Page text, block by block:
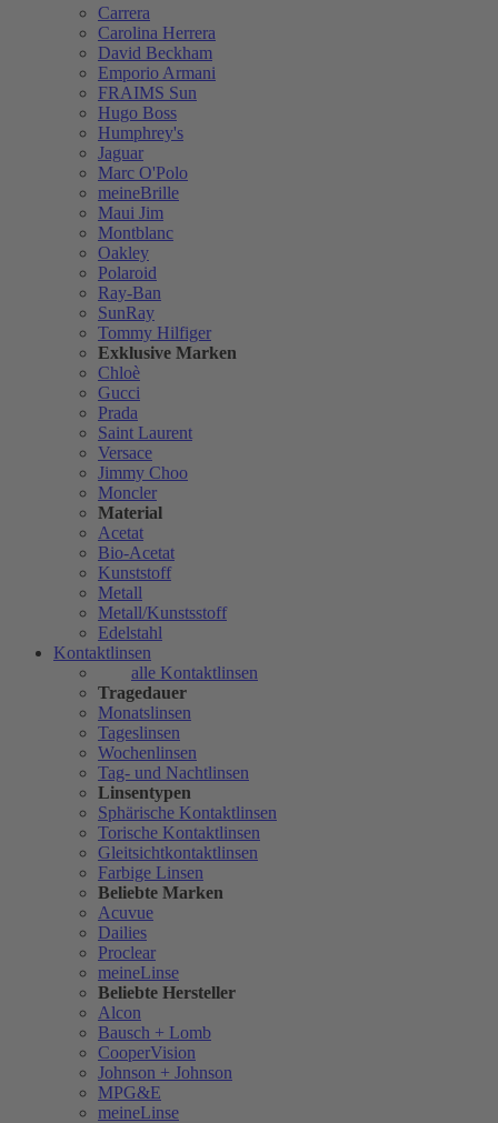
Carrera
Carolina Herrera
David Beckham
Emporio Armani
FRAIMS Sun
Hugo Boss
Humphrey's
Jaguar
Marc O'Polo
meineBrille
Maui Jim
Montblanc
Oakley
Polaroid
Ray-Ban
SunRay
Tommy Hilfiger
Exklusive Marken
Chloè
Gucci
Prada
Saint Laurent
Versace
Jimmy Choo
Moncler
Material
Acetat
Bio-Acetat
Kunststoff
Metall
Metall/Kunstsstoff
Edelstahl
Kontaktlinsen
alle Kontaktlinsen
Tragedauer
Monatslinsen
Tageslinsen
Wochenlinsen
Tag- und Nachtlinsen
Linsentypen
Sphärische Kontaktlinsen
Torische Kontaktlinsen
Gleitsichtkontaktlinsen
Farbige Linsen
Beliebte Marken
Acuvue
Dailies
Proclear
meineLinse
Beliebte Hersteller
Alcon
Bausch + Lomb
CooperVision
Johnson + Johnson
MPG&E
meineLinse